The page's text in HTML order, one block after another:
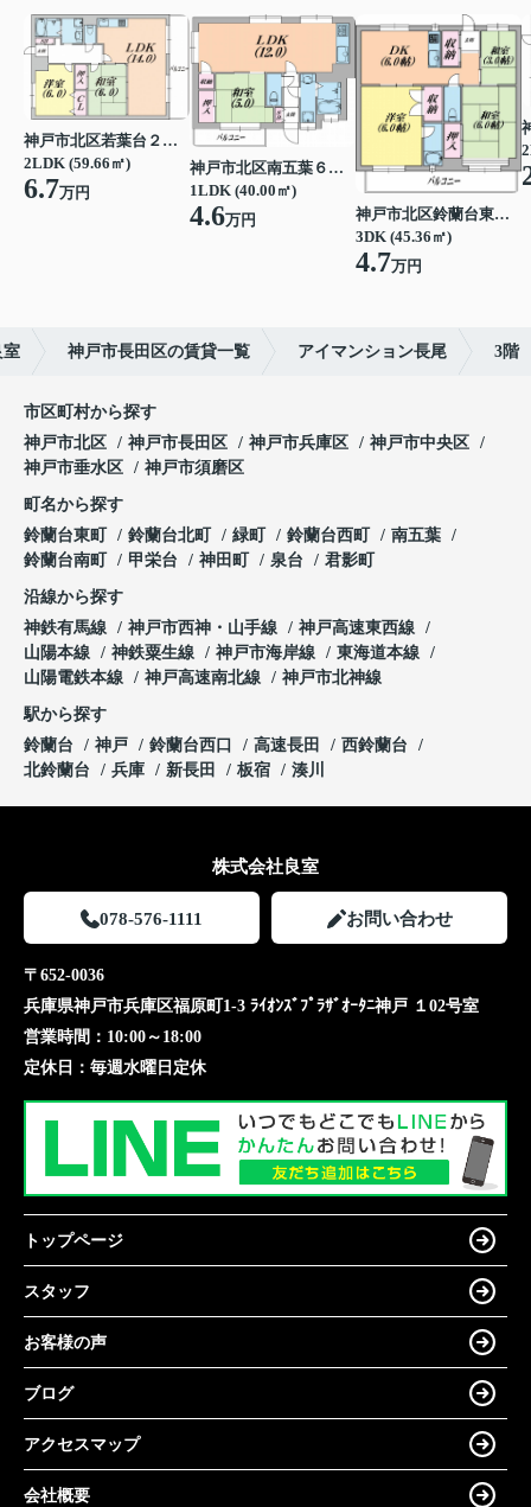
神戸市北区若葉台２丁目
2LDK (59.66㎡)
6.7万円
神戸市北区南五葉６丁目
1LDK (40.00㎡)
4.6万円
神戸市北区鈴蘭台東町６丁目
3DK (45.36㎡)
4.7万円
室 神戸市長田区の賃貸一覧 アイマンション長尾 3階
市区町村から探す
神戸市北区
神戸市長田区 神戸市兵庫区
神戸市中央区
神戸市垂水区
神戸市須磨区
町名から探す
鈴蘭台東町
鈴蘭台北町 緑町 鈴蘭台西町
南五葉
鈴蘭台南町
甲栄台 神田町 泉台 君影町
沿線から探す
神鉄有馬線
神戸市西神・山手線
神戸高速東西線
山陽本線
神鉄粟生線 神戸市海岸線
東海道本線
山陽電鉄本線
神戸高速南北線 神戸市北神線
駅から探す
鈴蘭台
神戸 鈴蘭台西口 高速長田
西鈴蘭台
北鈴蘭台
兵庫 新長田 板宿 湊川
株式会社良室
078-576-1111 お問い合わせ
〒652-0036
兵庫県神戸市兵庫区福原町1-3 ﾗｲｵﾝｽﾞﾌﾟﾗｻﾞｵｰﾀﾆ神戸 １02号室
営業時間： 10:00～18:00
定休日： 毎週水曜日定休
トップページ
スタッフ
お客様の声
ブログ
アクセスマップ
会社概要